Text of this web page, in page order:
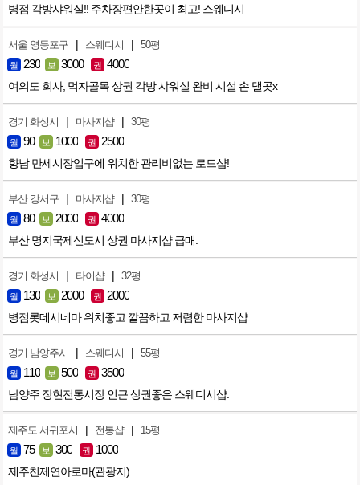
병점 각방샤워실!! 주차장편안한곳이 최고! 스웨디시
서울 영등포구 | 스웨디시 | 50평
월 230 보 3000 권 4000
여의도 회사, 먹자골목 상권 각방 샤워실 완비 시설 손 댈곳x
경기 화성시 | 마사지샵 | 30평
월 90 보 1000 권 2500
향남 만세시장입구에 위치한 관리비없는 로드샵!
부산 강서구 | 마사지샵 | 30평
월 80 보 2000 권 4000
부산 명지국제신도시 상권 마사지샵 급매.
경기 화성시 | 타이샵 | 32평
월 130 보 2000 권 2000
병점롯데시네마 위치좋고 깔끔하고 저렴한 마사지샵
경기 남양주시 | 스웨디시 | 55평
월 110 보 500 권 3500
남양주 장현전통시장 인근 상권좋은 스웨디시샵.
제주도 서귀포시 | 전통샵 | 15평
월 75 보 300 권 1000
제주천제연아로마(관광지)